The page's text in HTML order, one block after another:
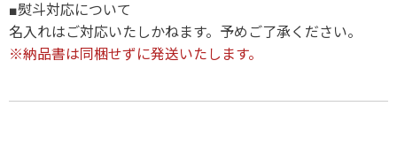
■熨斗対応について
名入れはご対応いたしかねます。予めご了承ください。
※納品書は同梱せずに発送いたします。